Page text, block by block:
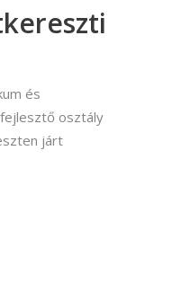
és
osztály
járt